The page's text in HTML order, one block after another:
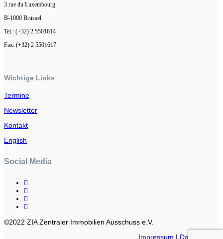
3 rue du Luxembourg
B-1000 Brüssel
Tel.: (+32) 2 5501614
Fax: (+32) 2 5501617
Wichtige Links
Termine
Newsletter
Kontakt
English
Social Media
©2022 ZIA Zentraler Immobilien Ausschuss e.V.
Impressum | Datenschutz